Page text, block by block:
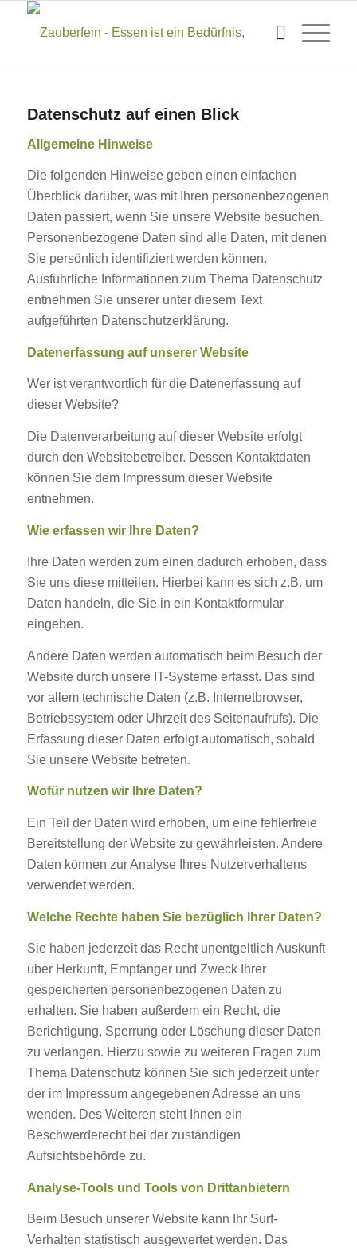
Datenschutz auf einen Blick
Allgemeine Hinweise
Die folgenden Hinweise geben einen einfachen
Überblick darüber, was mit Ihren personenbezogenen
Daten passiert, wenn Sie unsere Website besuchen.
Personenbezogene Daten sind alle Daten, mit denen
Sie persönlich identifiziert werden können.
Ausführliche Informationen zum Thema Datenschutz
entnehmen Sie unserer unter diesem Text
aufgeführten Datenschutzerklärung.
Datenerfassung auf unserer Website
Wer ist verantwortlich für die Datenerfassung auf
dieser Website?
Die Datenverarbeitung auf dieser Website erfolgt
durch den Websitebetreiber. Dessen Kontaktdaten
können Sie dem Impressum dieser Website
entnehmen.
Wie erfassen wir Ihre Daten?
Ihre Daten werden zum einen dadurch erhoben, dass
Sie uns diese mitteilen. Hierbei kann es sich z.B. um
Daten handeln, die Sie in ein Kontaktformular
eingeben.
Andere Daten werden automatisch beim Besuch der
Website durch unsere IT-Systeme erfasst. Das sind
vor allem technische Daten (z.B. Internetbrowser,
Betriebssystem oder Uhrzeit des Seitenaufrufs). Die
Erfassung dieser Daten erfolgt automatisch, sobald
Sie unsere Website betreten.
Wofür nutzen wir Ihre Daten?
Ein Teil der Daten wird erhoben, um eine fehlerfreie
Bereitstellung der Website zu gewährleisten. Andere
Daten können zur Analyse Ihres Nutzerverhaltens
verwendet werden.
Welche Rechte haben Sie bezüglich Ihrer Daten?
Sie haben jederzeit das Recht unentgeltlich Auskunft
über Herkunft, Empfänger und Zweck Ihrer
gespeicherten personenbezogenen Daten zu
erhalten. Sie haben außerdem ein Recht, die
Berichtigung, Sperrung oder Löschung dieser Daten
zu verlangen. Hierzu sowie zu weiteren Fragen zum
Thema Datenschutz können Sie sich jederzeit unter
der im Impressum angegebenen Adresse an uns
wenden. Des Weiteren steht Ihnen ein
Beschwerderecht bei der zuständigen
Aufsichtsbehörde zu.
Analyse-Tools und Tools von Drittanbietern
Beim Besuch unserer Website kann Ihr Surf-
Verhalten statistisch ausgewertet werden. Das